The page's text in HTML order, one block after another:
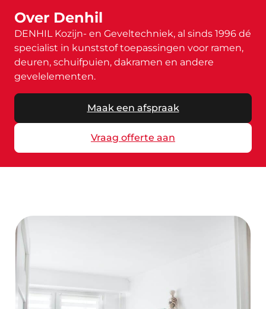
Over Denhil
DENHIL Kozijn- en Geveltechniek, al sinds 1996 dé
specialist in kunststof toepassingen voor ramen,
deuren, schuifpuien, dakramen en andere
gevelelementen.
Maak een afspraak
Vraag offerte aan